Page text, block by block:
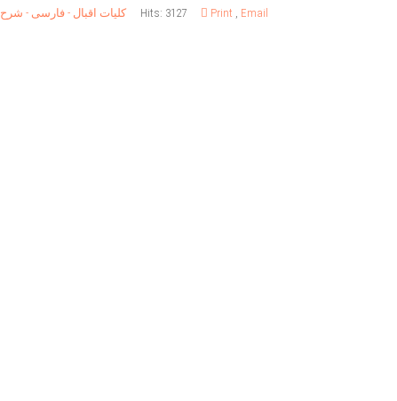
کلیات اقبال - فارسی - شرح Hits: 3127 Print , Email